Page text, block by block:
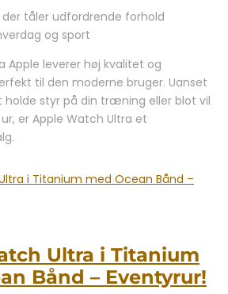
der tåler udfordrende forhold
og sport
Apple leverer høj kvalitet og
til den moderne bruger. Uanset
holde styr på din træning eller blot vil
er Apple Watch Ultra et
Ultra i Titanium
Bånd – Eventyrur!